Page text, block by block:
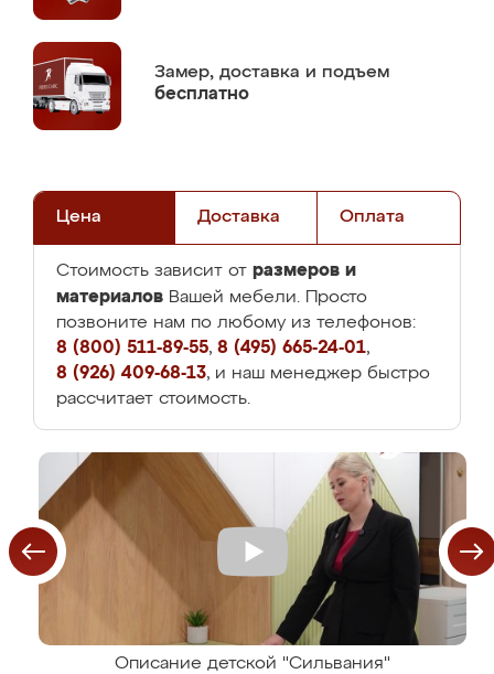
Замер, доставка и подъем
бесплатно
Цена Доставка Оплата
Стоимость зависит от размеров и
материалов Вашей мебели. Просто
позвоните нам по любому из телефонов:
8 (800) 511-89-55, 8 (495) 665-24-01,
8 (926) 409-68-13, и наш менеджер быстро
рассчитает стоимость.
Описание детской "Сильвания"